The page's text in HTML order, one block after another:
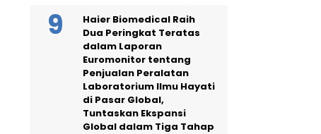
Haier Biomedical Raih
Dua Peringkat Teratas
dalam Laporan
Euromonitor tentang
Penjualan Peralatan
Laboratorium Ilmu Hayati
di Pasar Global,
Tuntaskan Ekspansi
Global dalam Tiga Tahap